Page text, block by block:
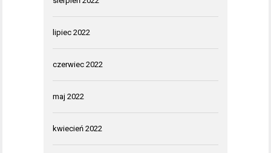
lipiec 2022
czerwiec 2022
maj 2022
kwiecień 2022